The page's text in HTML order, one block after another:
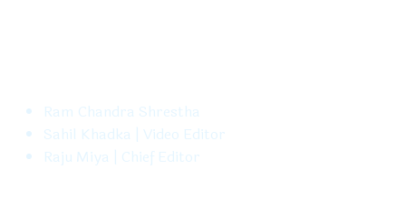
Ram Chandra Shrestha
Sahil Khadka | Video Editor
Raju Miya | Chief Editor